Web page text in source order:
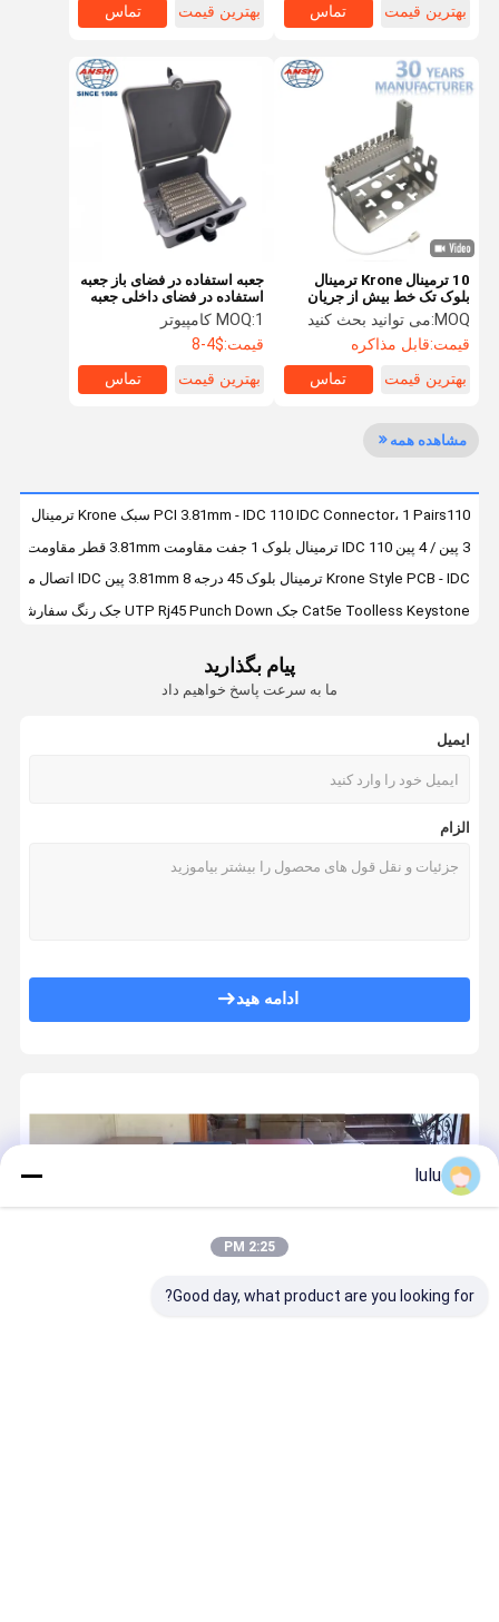
خونه محصولات
بازدید از
کارخانه
کنترل کیفیت اخبار
درخواست نقل
قول
فیبر توزیع جعبه
ماژول LSA Plus
MDF اصلی توزیع قاب
ابزار شبکه پانچ پایین
لوازم جانبی فیبر نوری
بهترین قیمت
تماس
بهترین قیمت
تماس
10 ترمینال Krone ترمینال
بلوک تک خط بیش از جریان
محافظ ولتاژ واحد
MOQ: می توانید بحث کنید
قیمت:قابل مذاکره
بهترین قیمت
تماس
جعبه استفاده در فضای باز جعبه
استفاده در فضای داخلی جعبه
LSA
MOQ:1 کامپیوتر
قیمت:$4-8
بهترین قیمت
تماس
مشاهده همه
PCI 3.81mm - IDC 110 IDC Connector، 1 Pairs110 سبک Krone ترمینال بلوک
3 پین / 4 پین 110 IDC ترمینال بلوک 1 جفت مقاومت 3.81mm قطر مقاومت در برابر عایق
Krone Style PCB - IDC ترمینال بلوک 45 درجه 3.81mm 8 پین IDC اتصال ماژول
Cat5e Toolless Keystone جک UTP Rj45 Punch Down جک رنگ سفارشی
18 پورت های سیاه 1U UTP Patch Panel Cat6 110 IDC / KRONE / DUAL انواع
رنگ سیاه 6 پورت پچ پانل Cat6، 110 IDC UTP پانچ پنل 1U برای کابل کشی
UTP پچ پانل 24 پورت Cat6، فولاد سرد فولاد 19 &quot;IDC Krone Cat6 پنل پچ
110 IDC RJ45 19 &quot;1U 24 پورت رک پانچ پانل UTP Cat6 سیاه رنگ
Krone 24 Port Patch Panel UTP، پانل پانل IDC بدون رنگ سیاه و سفید
سیاه 24 پورت Cat5e پچ پنل، UTP پانچ Unshielded پانل برای شبکه
RJ21 به پچ پانل Rj45 24 پورت Cat5E 50 میکرو برای شبکه / کابل کشی
پیام بگذارید
ما به سرعت پاسخ خواهیم داد
ایمیل
الزام
ادامه هید
lulu
2:25 PM
Good day, what product are you looking for?